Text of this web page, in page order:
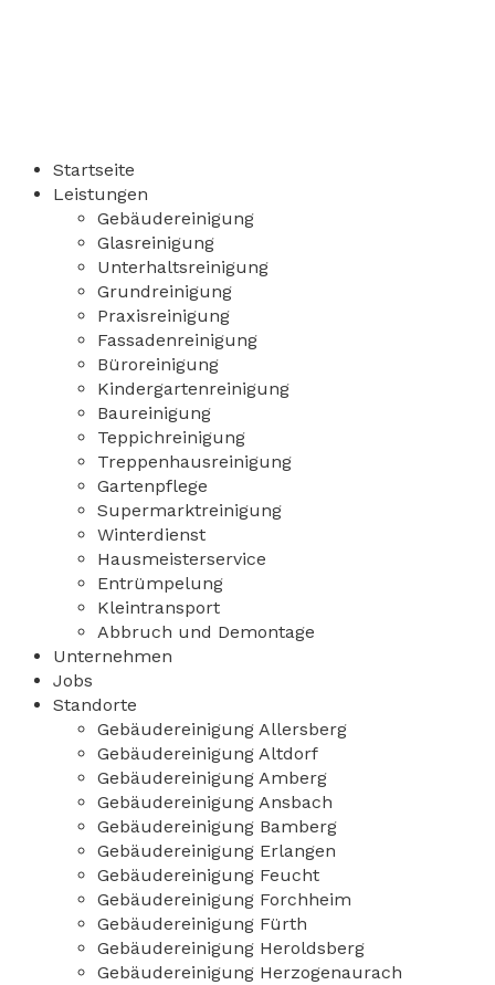
Startseite
Leistungen
Gebäudereinigung
Glasreinigung
Unterhaltsreinigung
Grundreinigung
Praxisreinigung
Fassadenreinigung
Büroreinigung
Kindergartenreinigung
Baureinigung
Teppichreinigung
Treppenhausreinigung
Gartenpflege
Supermarktreinigung
Winterdienst
Hausmeisterservice
Entrümpelung
Kleintransport
Abbruch und Demontage
Unternehmen
Jobs
Standorte
Gebäudereinigung Allersberg
Gebäudereinigung Altdorf
Gebäudereinigung Amberg
Gebäudereinigung Ansbach
Gebäudereinigung Bamberg
Gebäudereinigung Erlangen
Gebäudereinigung Feucht
Gebäudereinigung Forchheim
Gebäudereinigung Fürth
Gebäudereinigung Heroldsberg
Gebäudereinigung Herzogenaurach